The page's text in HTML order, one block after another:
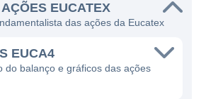
objetivo fornecer
aos seus clientes,
no design e na
dos produtos.
EUCATEX
das ações da Eucatex
EUCA4
do balanço e gráficos das ações